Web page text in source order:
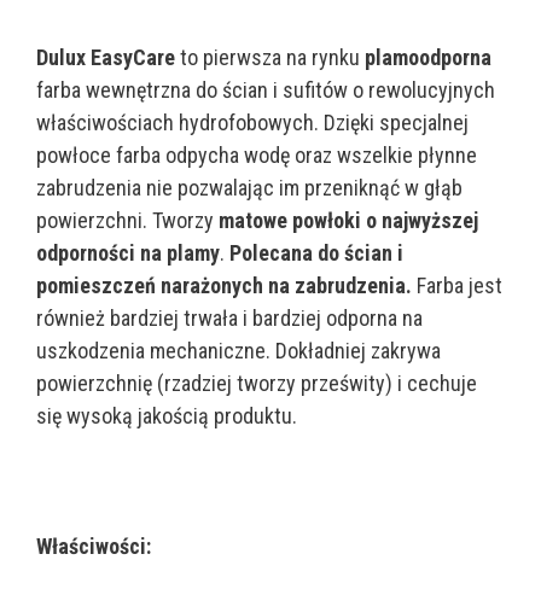
Dulux EasyCareto pierwsza na rynku plamoodporna
farba wewnętrzna do ścian i sufitów o rewolucyjnych
właściwościach hydrofobowych. Dzięki specjalnej
powłoce farba odpycha wodę oraz wszelkie płynne
zabrudzenia nie pozwalając im przeniknąć w głąb
powierzchni. Tworzy matowe powłoki o najwyższej
odporności na plamy. Polecana do ścian i
pomieszczeń narażonych na zabrudzenia. Farba jest
również bardziej trwała i bardziej odporna na
uszkodzenia mechaniczne. Dokładniej zakrywa
powierzchnię (rzadziej tworzy prześwity) i cechuje
się wysoką jakością produktu.
Właściwości: